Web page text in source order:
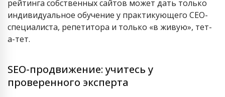
рейтинга собственных сайтов может дать только
индивидуальное обучение у практикующего СЕО-
специалиста, репетитора и только «в живую», тет-
а-тет.
SEO-продвижение: учитесь у
проверенного эксперта